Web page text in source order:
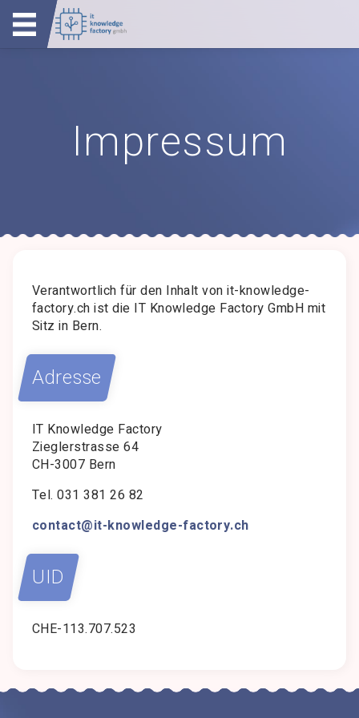
Impressum
Verantwortlich für den Inhalt von it-knowledge-
factory.ch ist die IT Knowledge Factory GmbH mit
Sitz in Bern.
Adresse
IT Knowledge Factory
Zieglerstrasse 64
CH-3007 Bern
Tel. 031 381 26 82
contact@it-knowledge-factory.ch
UID
CHE-113.707.523